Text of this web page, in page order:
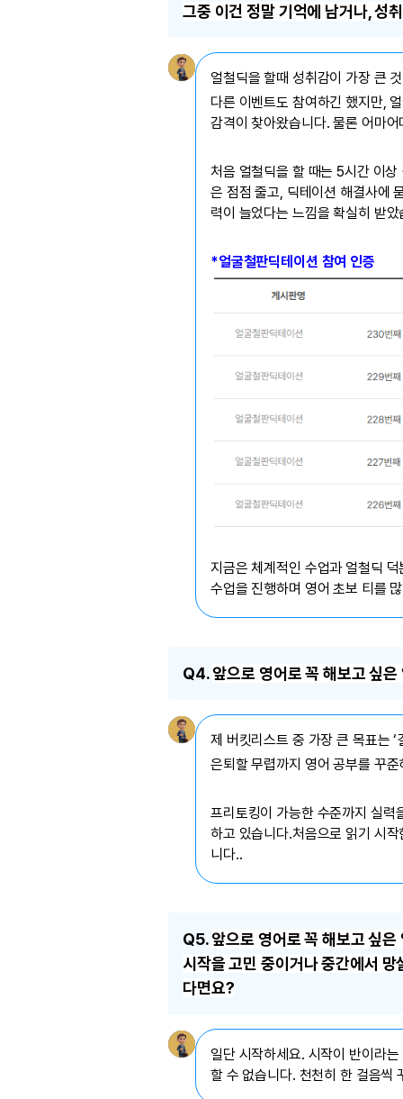
그중 이건 정말 기억에 남거나, 성
얼철딕을 할때 성취감이 가장 큰
다른 이벤트도 참여하긴 했지만,
감격이 찾아왔습니다. 물론 어마
처음 얼철딕을 할 때는 5시간 이
은 점점 줄고, 딕테이션 해결사에
력이 늘었다는 느낌을 확실히 받았
*얼굴철판딕테이션 참여 인증
지금은 체계적인 수업과 얼철딕
수업을 진행하며 영어 초보 티를
Q4.앞으로 영어로 꼭 해보고 싶
제 버킷리스트 중 가장 큰 목표는
은퇴할 무렵까지 영어 공부를 꾸
프리토킹이 가능한 수준까지 실력
하고 있습니다.처음으로 읽기 시
니다..
Q5.앞으로 영어로 꼭 해보고 싶
시작을 고민 중이거나 중간에서
다면요?
일단 시작하세요. 시작이 반이라
할 수 없습니다. 천천히 한 걸음씩